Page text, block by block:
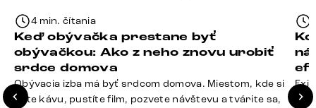
4 min. čítania
Keď obývačka prestane byť
obývačkou: Ako z neho znovu urobiť
srdce domova
Obývacia izba má byť srdcom domova. Miestom, kde si
dáte kávu, pustíte film, pozvete návštevu a tvárite sa,